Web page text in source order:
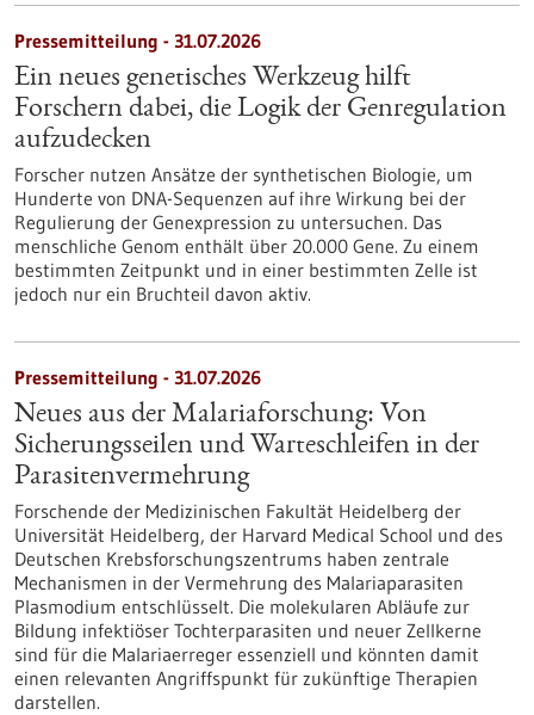
Pressemitteilung - 31.07.2026
Ein neues genetisches Werkzeug hilft
Forschern dabei, die Logik der Genregulation
aufzudecken
Forscher nutzen Ansätze der synthetischen Biologie, um
Hunderte von DNA-Sequenzen auf ihre Wirkung bei der
Regulierung der Genexpression zu untersuchen. Das
menschliche Genom enthält über 20.000 Gene. Zu einem
bestimmten Zeitpunkt und in einer bestimmten Zelle ist
jedoch nur ein Bruchteil davon aktiv.
Pressemitteilung - 31.07.2026
Neues aus der Malariaforschung: Von
Sicherungsseilen und Warteschleifen in der
Parasitenvermehrung
Forschende der Medizinischen Fakultät Heidelberg der
Universität Heidelberg, der Harvard Medical School und des
Deutschen Krebsforschungszentrums haben zentrale
Mechanismen in der Vermehrung des Malariaparasiten
Plasmodium entschlüsselt. Die molekularen Abläufe zur
Bildung infektiöser Tochterparasiten und neuer Zellkerne
sind für die Malariaerreger essenziell und könnten damit
einen relevanten Angriffspunkt für zukünftige Therapien
darstellen.